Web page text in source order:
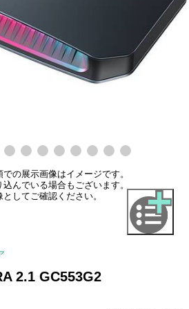
の展示画像はイメージです。
んでいる場合もございます。
してご確認ください。
2.1 GC553G2